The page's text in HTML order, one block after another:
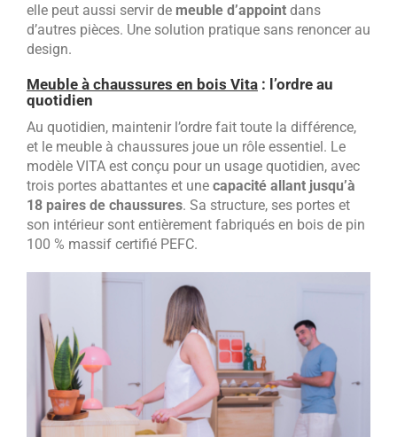
elle peut aussi servir de meuble d’appoint dans
d’autres pièces. Une solution pratique sans renoncer au
design.
Meuble à chaussures en bois Vita : l’ordre au
quotidien
Au quotidien, maintenir l’ordre fait toute la différence,
et le meuble à chaussures joue un rôle essentiel. Le
modèle VITA est conçu pour un usage quotidien, avec
trois portes abattantes et une capacité allant jusqu’à
18 paires de chaussures. Sa structure, ses portes et
son intérieur sont entièrement fabriqués en bois de pin
100 % massif certifié PEFC.